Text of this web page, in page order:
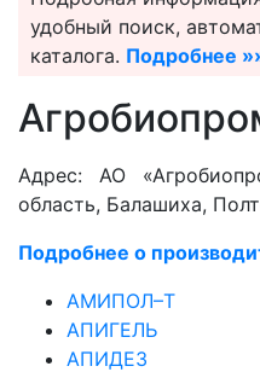
удобный поиск,
каталога. Подробнее
Адрес: АО
область, Балашиха,
Подробнее о
АМИПОЛ–Т
АПИГЕЛЬ
АПИДЕЗ